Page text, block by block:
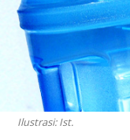
Ilustrasi: Ist.